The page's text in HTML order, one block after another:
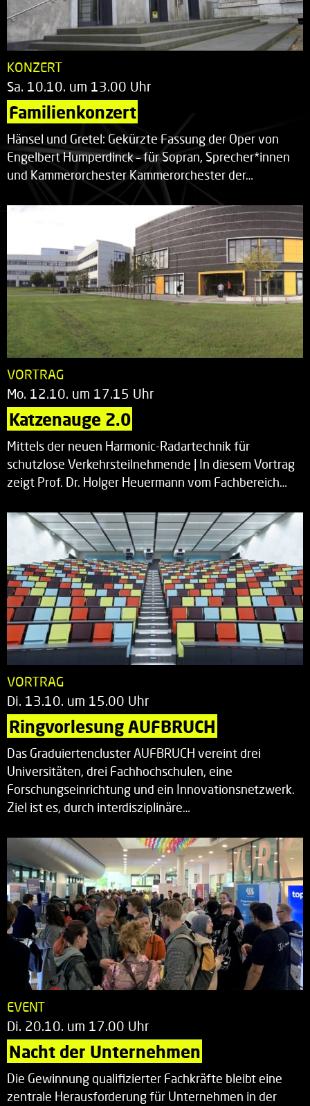
KONZERT
Sa. 10.10. um 13.00 Uhr
Familienkonzert
Hänsel und Gretel: Gekürzte Fassung der Oper von
Engelbert Humperdinck – für Sopran, Sprecher*innen
und Kammerorchester Kammerorchester der…
VORTRAG
Mo. 12.10. um 17.15 Uhr
Katzenauge 2.0
Mittels der neuen Harmonic-Radartechnik für
schutzlose Verkehrsteilnehmende | In diesem Vortrag
zeigt Prof. Dr. Holger Heuermann vom Fachbereich…
VORTRAG
Di. 13.10. um 15.00 Uhr
Ringvorlesung AUFBRUCH
Das Graduiertencluster AUFBRUCH vereint drei
Universitäten, drei Fachhochschulen, eine
Forschungseinrichtung und ein Innovationsnetzwerk.
Ziel ist es, durch interdisziplinäre…
EVENT
Di. 20.10. um 17.00 Uhr
Nacht der Unternehmen
Die Gewinnung qualifizierter Fachkräfte bleibt eine
zentrale Herausforderung für Unternehmen in der